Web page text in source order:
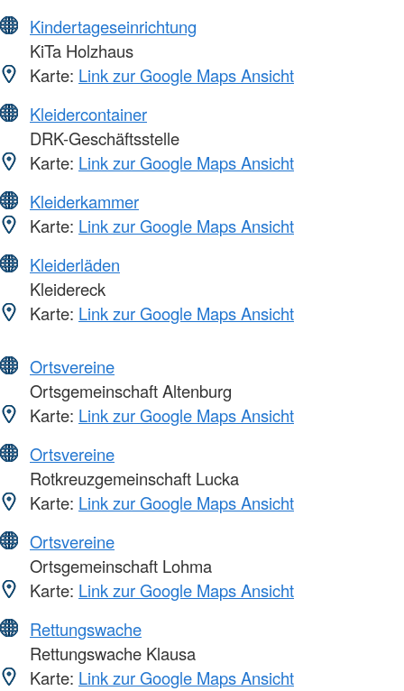
Kindertageseinrichtung
KiTa Holzhaus
Karte: Link zur Google Maps Ansicht
Kleidercontainer
DRK-Geschäftsstelle
Karte: Link zur Google Maps Ansicht
Kleiderkammer
Karte: Link zur Google Maps Ansicht
Kleiderläden
Kleidereck
Karte: Link zur Google Maps Ansicht
Ortsvereine
Ortsgemeinschaft Altenburg
Karte: Link zur Google Maps Ansicht
Ortsvereine
Rotkreuzgemeinschaft Lucka
Karte: Link zur Google Maps Ansicht
Ortsvereine
Ortsgemeinschaft Lohma
Karte: Link zur Google Maps Ansicht
Rettungswache
Rettungswache Klausa
Karte: Link zur Google Maps Ansicht